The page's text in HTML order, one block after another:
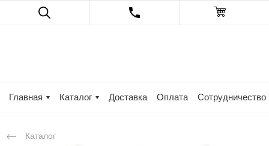
Главная Каталог Доставка Оплата Сотрудничество
Каталог